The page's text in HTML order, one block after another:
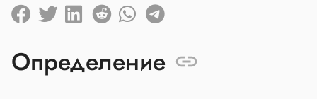
Определение